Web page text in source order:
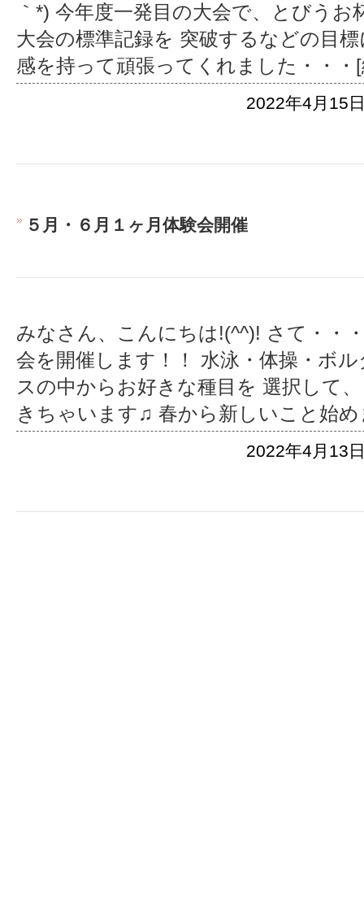
｀*) 今年度一発目の大会で、とびう
大会の標準記録を 突破するなどの目
感を持って頑張ってくれました ・・
2022年4月15
５月・６月１ヶ月体験会開催
みなさん、こんにちは!(^^)! さて・・
会を開催します！！ 水泳・体操・ボ
スの中からお好きな種目を 選択して
きちゃいます♫ 春から新しいこと始め
2022年4月13